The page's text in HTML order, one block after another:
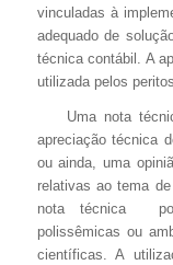
vinculadas à
adequado de
técnica contábil. A
utilizada pelos
Uma nota
apreciação técnica
ou ainda, uma
relativas ao tema
nota técnica
polissêmicas ou
científicas. A